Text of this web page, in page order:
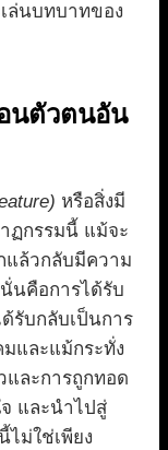
ล่นบทบาทของ
นตัวตนอัน
หรือสิ่งมี
ฏกรรมนี้ แม้จะ
ล้วกลับมีความ
นคือการได้รับ
รับกลับเป็นการ
และแม้กระทั่ง
และการถูกทอด
และนำไปสู่
ไม่ใช่เพียง